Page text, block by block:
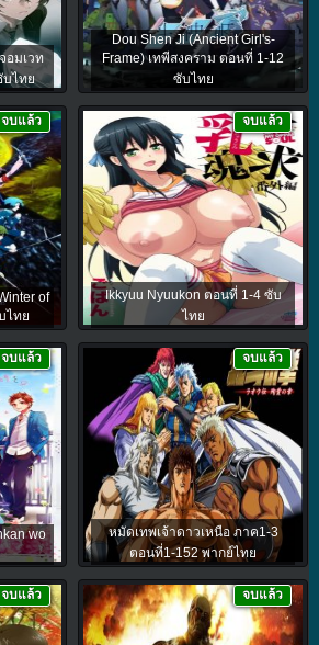
อมเวท
บไทย
Dou Shen Ji (Ancient Girl's-
Frame) เทพีสงคราม ตอนที่ 1-12
ซับไทย
of
ไทย
จบแล้ว
Ikkyuu Nyuukon ตอนที่ 1-4 ซับ
ไทย
จบแล้ว
wo
จบแล้ว
หมัดเทพเจ้าดาวเหนือ ภาค1-3
ตอนที่1-152 พากย์ไทย
จบแล้ว
จบแล้ว จบแล้ว